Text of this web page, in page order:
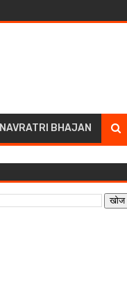
NAVRATRI BHAJAN